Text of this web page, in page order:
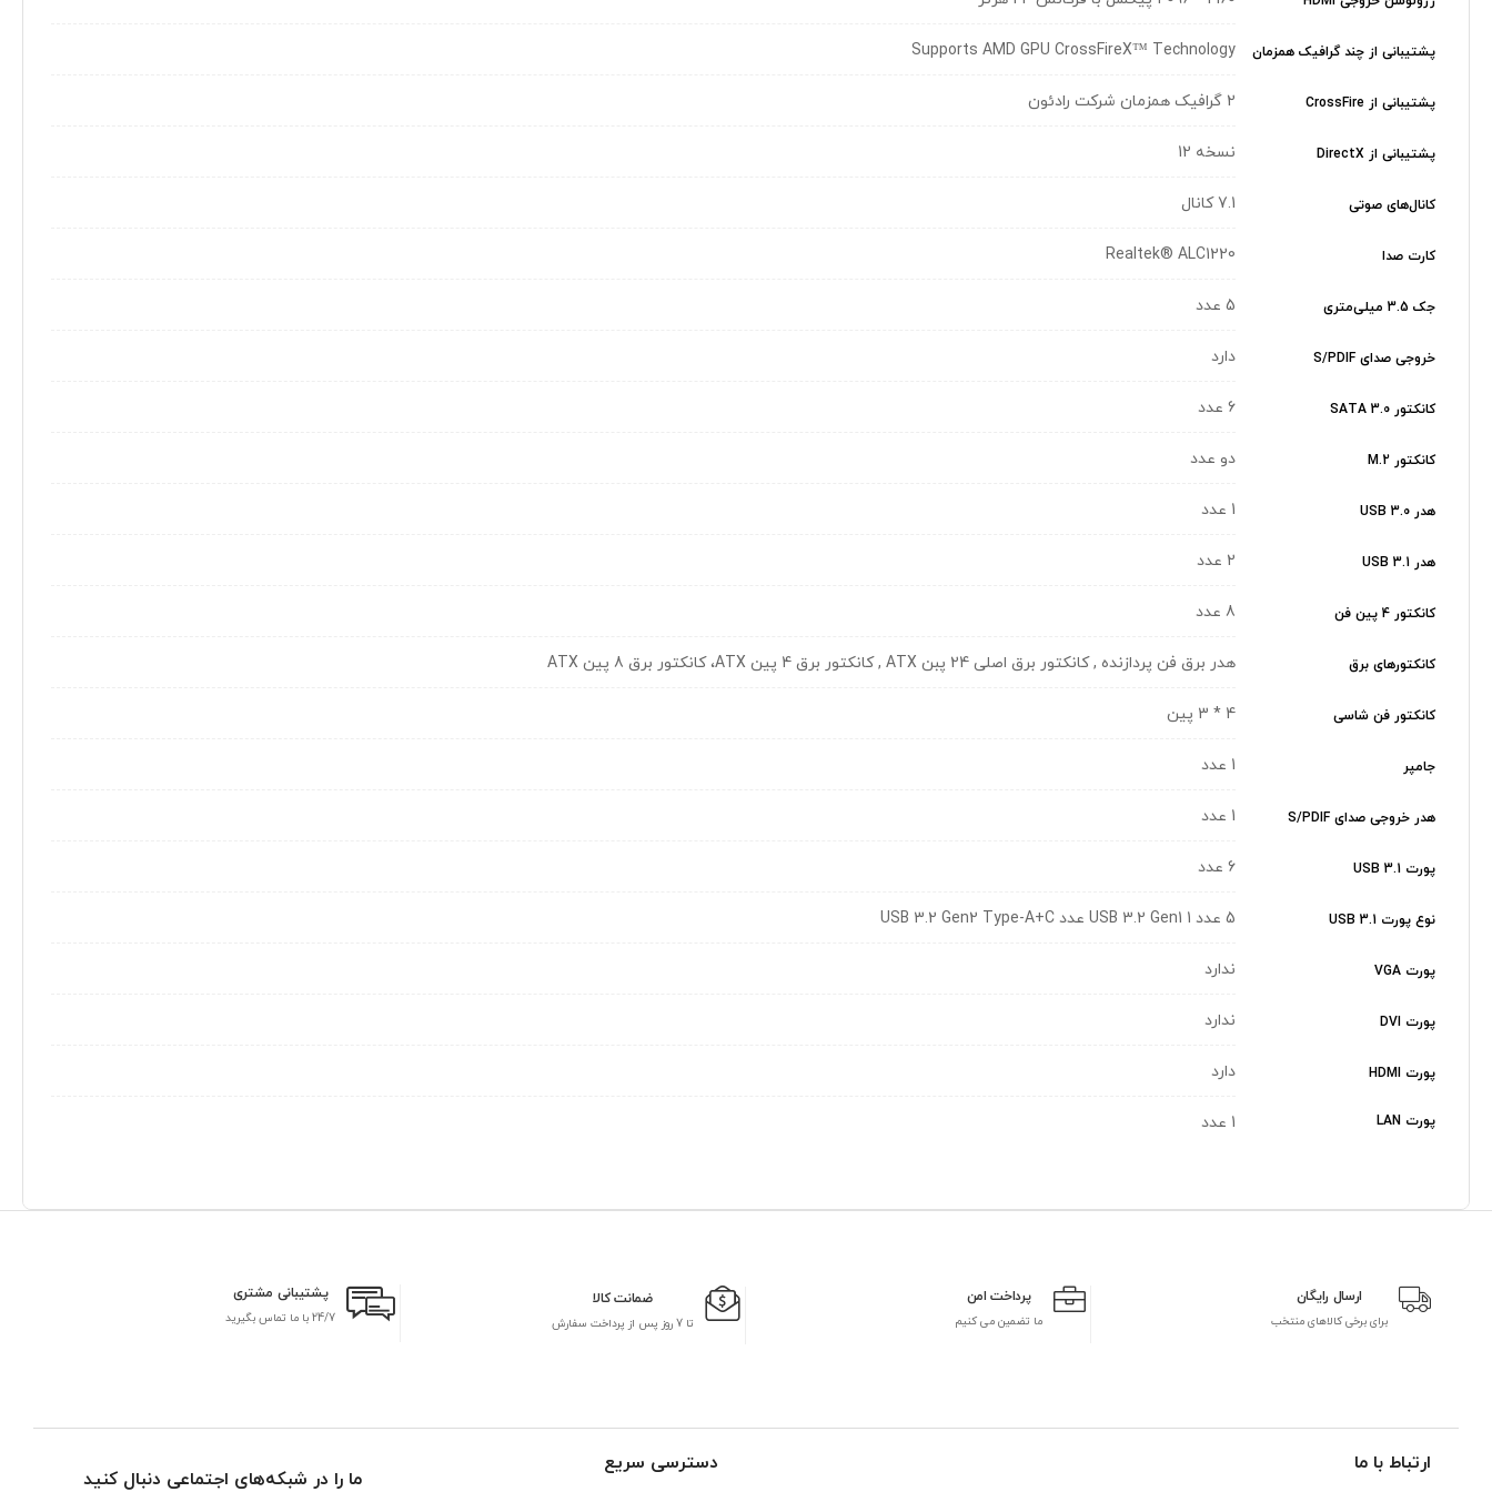
پشتیبانی از چند گرافیک همزمان Supports AMD GPU CrossFireX™ Technology
پشتیبانی از CrossFire 2 گرافیک همزمان شرکت رادئون
پشتیبانی از DirectX نسخه 12
کانال‌های صوتی 7.1 کانال
کارت صدا Realtek® ALC1220
جک 3.5 میلی‌متری 5 عدد
خروجی صدای S/PDIF دارد
کانکتور SATA 3.0 6 عدد
کانکتور M.2 دو عدد
هدر USB 3.0 1 عدد
هدر USB 3.1 2 عدد
کانکتور 4 پین فن 8 عدد
کانکتورهای برق هدر برق فن پردازنده , کانکتور برق اصلی 24 پبن ATX , کانکتور برق 4 پین ATX، کانکتور برق 8 پین ATX
کانکتور فن شاسی 4 * 3 پین
جامپر 1 عدد
هدر خروجی صدای S/PDIF 1 عدد
پورت USB 3.1 6 عدد
نوع پورت USB 3.1 5 عدد USB 3.2 Gen1 1 عدد USB 3.2 Gen2 Type-A+C
پورت VGA ندارد
پورت DVI ندارد
پورت HDMI دارد
پورت LAN 1 عدد
ارسال رایگان
برای برخی کالاهای منتخب
پرداخت امن
ما تضمین می کنیم
ضمانت کالا
تا 7 روز پس از پرداخت سفارش
پشتیبانی مشتری
24/7 با ما تماس بگیرید
ارتباط با ما دسترسی سریع
ما را در شبکه‌های اجتماعی دنبال کنید